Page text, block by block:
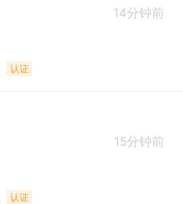
14分钟前
认证
15分钟前
认证